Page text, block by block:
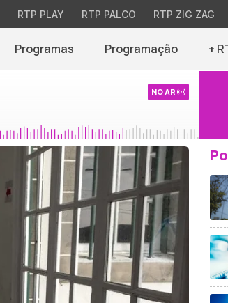
RTP PLAY RTP PALCO RTP ZIG ZAG
Programas Programação +
NO AR